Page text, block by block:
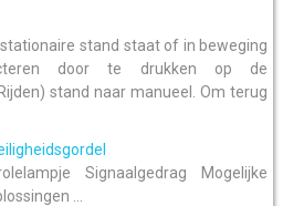
stand staat of in beweging
door te drukken op de
stand naar manueel. Om terug
Signaalgedrag Mogelijke
...